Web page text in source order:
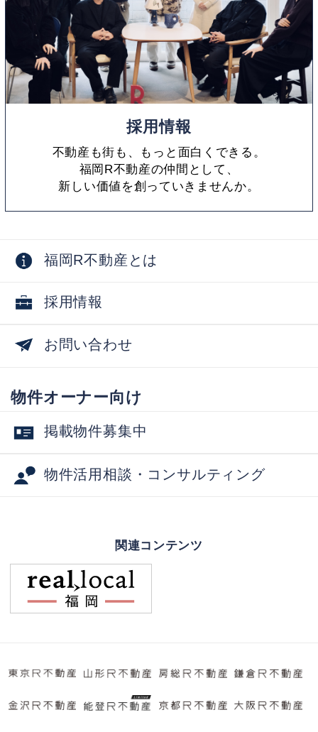
採用情報
不動産も街も、もっと面白くできる。
福岡R不動産の仲間として、
新しい価値を創っていきませんか。
福岡R不動産とは
採用情報
お問い合わせ
物件オーナー向け
掲載物件募集中
物件活用相談・コンサルティング
関連コンテンツ